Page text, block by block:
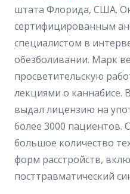
штата Флорида, США. Он
сертифицированным
специалистом в
обезболивании. Марк
просветительскую
лекциями о каннабисе.
выдал лицензию на
более 3000 пациентов.
большое количество
форм расстройств,
посттравматический